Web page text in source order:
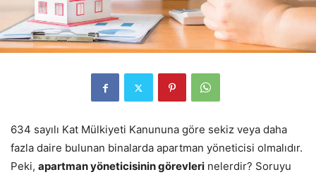
634 sayılı Kat Mülkiyeti Kanununa göre sekiz veya daha
fazla daire bulunan binalarda apartman yöneticisi olmalıdır.
Peki, apartman yöneticisinin görevleri nelerdir? Soruyu